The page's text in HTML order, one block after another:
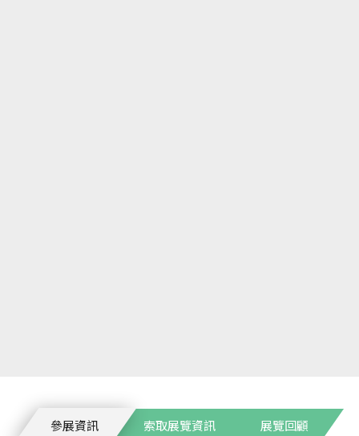
參展資訊 索取展覽資訊 展覽回顧